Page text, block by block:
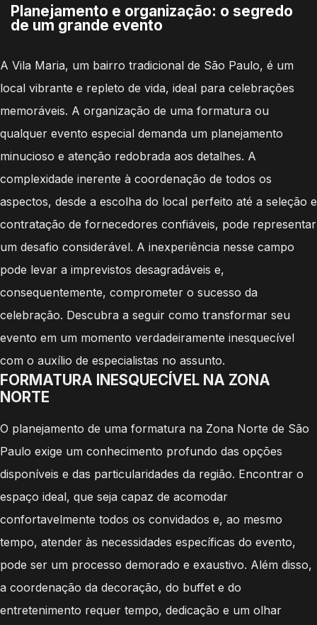
Planejamento e organização: o segredo
de um grande evento
A Vila Maria, um bairro tradicional de São Paulo, é um
local vibrante e repleto de vida, ideal para celebrações
memoráveis. A organização de uma formatura ou
qualquer evento especial demanda um planejamento
minucioso e atenção redobrada aos detalhes. A
complexidade inerente à coordenação de todos os
aspectos, desde a escolha do local perfeito até a seleção e
contratação de fornecedores confiáveis, pode representar
um desafio considerável. A inexperiência nesse campo
pode levar a imprevistos desagradáveis e,
consequentemente, comprometer o sucesso da
celebração. Descubra a seguir como transformar seu
evento em um momento verdadeiramente inesquecível
com o auxílio de especialistas no assunto.
FORMATURA INESQUECÍVEL NA ZONA
NORTE
O planejamento de uma formatura na Zona Norte de São
Paulo exige um conhecimento profundo das opções
disponíveis e das particularidades da região. Encontrar o
espaço ideal, que seja capaz de acomodar
confortavelmente todos os convidados e, ao mesmo
tempo, atender às necessidades específicas do evento,
pode ser um processo demorado e exaustivo. Além disso,
a coordenação da decoração, do buffet e do
entretenimento requer tempo, dedicação e um olhar